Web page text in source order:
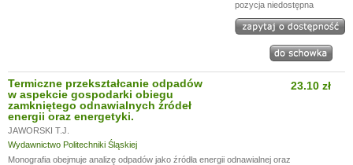
pozycja niedostępna
Termiczne przekształcanie odpadów
w aspekcie gospodarki obiegu
zamkniętego odnawialnych źródeł
energii oraz energetyki.
JAWORSKI T.J.
Wydawnictwo Politechniki Śląskiej
23.10 zł
Monografia obejmuje analizę odpadów jako źródła energii odnawialnej oraz